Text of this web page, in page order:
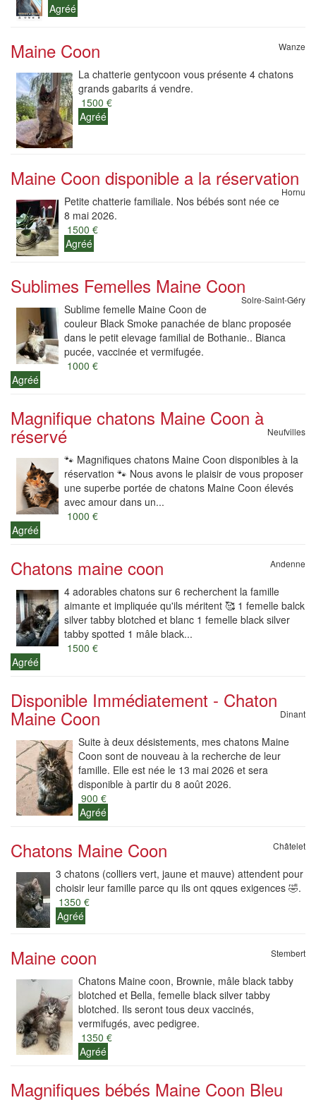
Agréé
Maine Coon Wanze
La chatterie gentycoon vous présente 4 chatons
grands gabarits á vendre.
1500 €
Agréé
Maine Coon disponible a la réservation
Hornu
Petite chatterie familiale. Nos bébés sont née ce
8 mai 2026.
1500 €
Agréé
Sublimes Femelles Maine Coon
Solre-Saint-Géry
Sublime femelle Maine Coon de
couleur Black Smoke panachée de blanc proposée
dans le petit elevage familial de Bothanie.. Bianca
pucée, vaccinée et vermifugée.
1000 €
Agréé
Magnifique chatons Maine Coon à
réservé Neufvilles
🐾 Magnifiques chatons Maine Coon disponibles à la
réservation 🐾 Nous avons le plaisir de vous proposer
une superbe portée de chatons Maine Coon élevés
avec amour dans un...
1000 €
Agréé
Chatons maine coon Andenne
4 adorables chatons sur 6 recherchent la famille
aimante et impliquée qu'ils méritent 🥰 1 femelle balck
silver tabby blotched et blanc 1 femelle black silver
tabby spotted 1 mâle black...
1500 €
Agréé
Disponible Immédiatement - Chaton
Maine Coon Dinant
Suite à deux désistements, mes chatons Maine
Coon sont de nouveau à la recherche de leur
famille. Elle est née le 13 mai 2026 et sera
disponible à partir du 8 août 2026.
900 €
Agréé
Chatons Maine Coon Châtelet
3 chatons (colliers vert, jaune et mauve) attendent pour
choisir leur famille parce qu ils ont qques exigences 🤣.
1350 €
Agréé
Maine coon Stembert
Chatons Maine coon, Brownie, mâle black tabby
blotched et Bella, femelle black silver tabby
blotched. Ils seront tous deux vaccinés,
vermifugés, avec pedigree.
1350 €
Agréé
Magnifiques bébés Maine Coon Bleu